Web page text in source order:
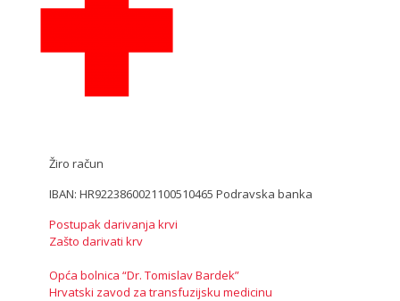
Žiro račun
IBAN: HR9223860021100510465 Podravska banka
Postupak darivanja krvi
Zašto darivati krv
Opća bolnica “Dr. Tomislav Bardek”
Hrvatski zavod za transfuzijsku medicinu